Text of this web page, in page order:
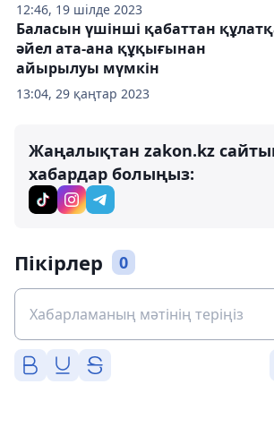
12:46, 19 шілде 2023
13:04, 29 қаңтар 2023
Баласын үшінші қабаттан
әйел ата-ана құқығынан
айырылуы мүмкін
Жаңалықтан zakon.kz
хабардар болыңыз:
Пікірлер 0